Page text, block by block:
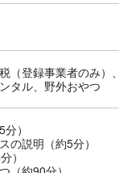
（登録事業者のみ）
タル、野外おやつ
）
の説明（約5分）
）